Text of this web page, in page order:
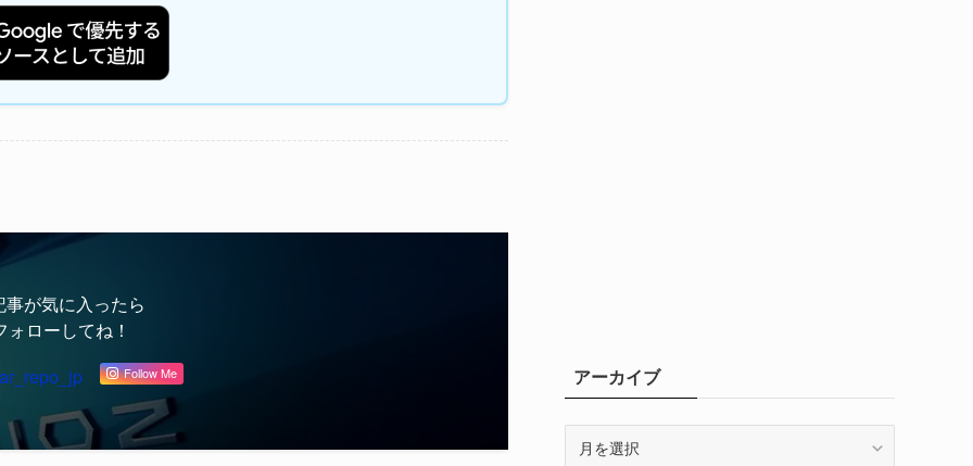
事が気に入ったら
ローしてね！
Follow Me アーカイブ